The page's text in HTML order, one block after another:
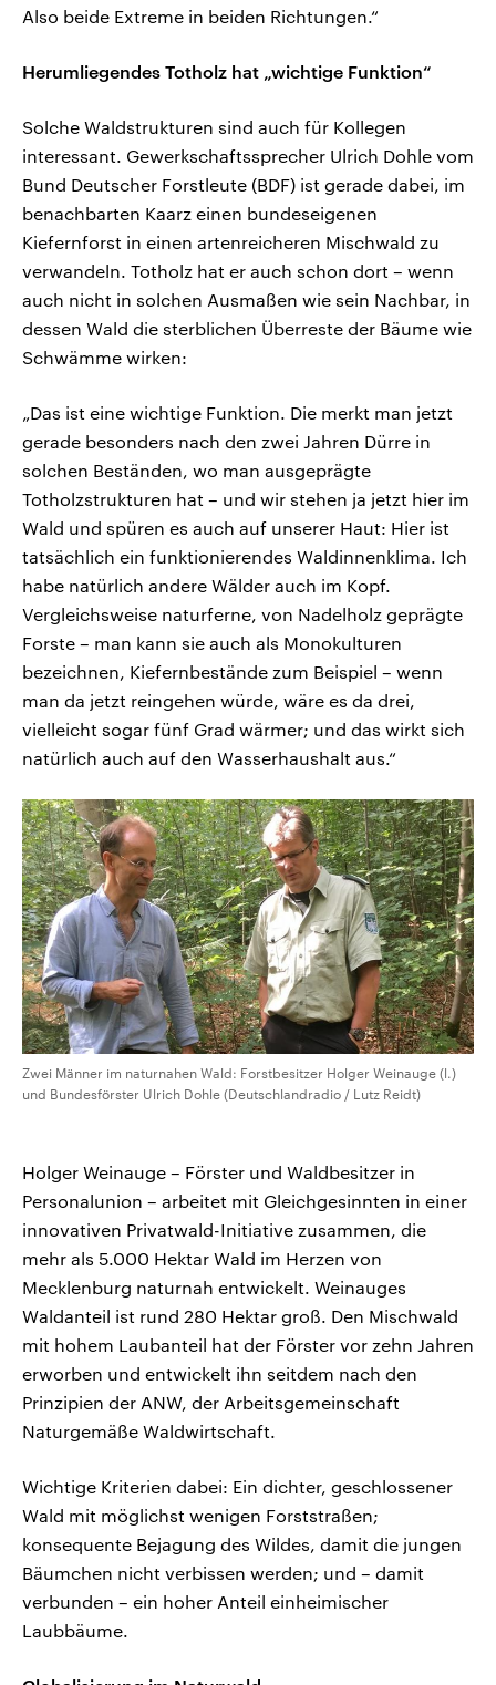
Also beide Extreme in beiden Richtungen.“
Herumliegendes Totholz hat „wichtige Funktion“
Solche Waldstrukturen sind auch für Kollegen
interessant. Gewerkschaftssprecher Ulrich Dohle vom
Bund Deutscher Forstleute (BDF) ist gerade dabei, im
benachbarten Kaarz einen bundeseigenen
Kiefernforst in einen artenreicheren Mischwald zu
verwandeln. Totholz hat er auch schon dort – wenn
auch nicht in solchen Ausmaßen wie sein Nachbar, in
dessen Wald die sterblichen Überreste der Bäume wie
Schwämme wirken:
„Das ist eine wichtige Funktion. Die merkt man jetzt
gerade besonders nach den zwei Jahren Dürre in
solchen Beständen, wo man ausgeprägte
Totholzstrukturen hat – und wir stehen ja jetzt hier im
Wald und spüren es auch auf unserer Haut: Hier ist
tatsächlich ein funktionierendes Waldinnenklima. Ich
habe natürlich andere Wälder auch im Kopf.
Vergleichsweise naturferne, von Nadelholz geprägte
Forste – man kann sie auch als Monokulturen
bezeichnen, Kiefernbestände zum Beispiel – wenn
man da jetzt reingehen würde, wäre es da drei,
vielleicht sogar fünf Grad wärmer; und das wirkt sich
natürlich auch auf den Wasserhaushalt aus.“
Zwei Männer im naturnahen Wald: Forstbesitzer Holger Weinauge (l.)
und Bundesförster Ulrich Dohle (Deutschlandradio / Lutz Reidt)
Holger Weinauge – Förster und Waldbesitzer in
Personalunion – arbeitet mit Gleichgesinnten in einer
innovativen Privatwald-Initiative zusammen, die
mehr als 5.000 Hektar Wald im Herzen von
Mecklenburg naturnah entwickelt. Weinauges
Waldanteil ist rund 280 Hektar groß. Den Mischwald
mit hohem Laubanteil hat der Förster vor zehn Jahren
erworben und entwickelt ihn seitdem nach den
Prinzipien der ANW, der Arbeitsgemeinschaft
Naturgemäße Waldwirtschaft.
Wichtige Kriterien dabei: Ein dichter, geschlossener
Wald mit möglichst wenigen Forststraßen;
konsequente Bejagung des Wildes, damit die jungen
Bäumchen nicht verbissen werden; und – damit
verbunden – ein hoher Anteil einheimischer
Laubbäume.